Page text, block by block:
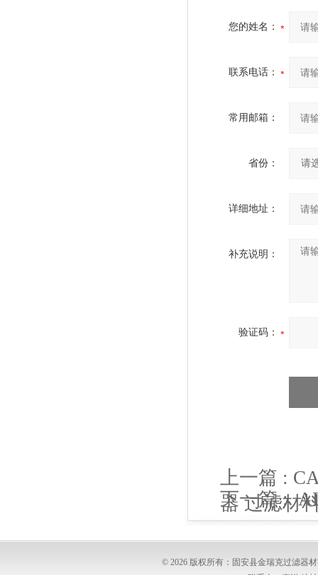
您的姓名：
联系电话：
常用邮箱：
省份：
详细地址：
补充说明：
验证码：
上一篇 :
器 过滤材
下一篇 :
静电滤芯
© 2026 版权所有：固安县金瑞克过滤器